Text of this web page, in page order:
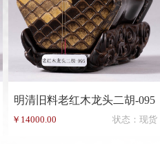
明清旧料老红木龙头二胡-095
￥14000.00 状态：现货